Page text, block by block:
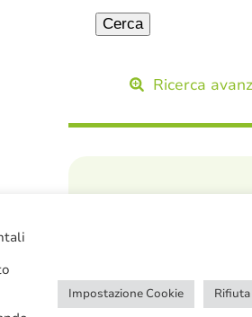
Ricerca
Impostazione Cookie